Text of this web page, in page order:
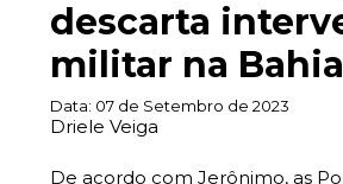
descarta
militar na Bahia
Data: 07 de Setembro de 2023
Driele Veiga
De acordo com Jerônimo, as